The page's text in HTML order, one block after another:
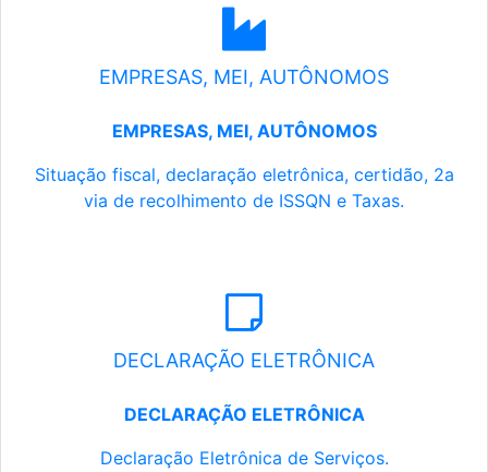
EMPRESAS, MEI, AUTÔNOMOS
EMPRESAS, MEI, AUTÔNOMOS
Situação fiscal, declaração eletrônica, certidão, 2a
via de recolhimento de ISSQN e Taxas.
DECLARAÇÃO ELETRÔNICA
DECLARAÇÃO ELETRÔNICA
Declaração Eletrônica de Serviços.